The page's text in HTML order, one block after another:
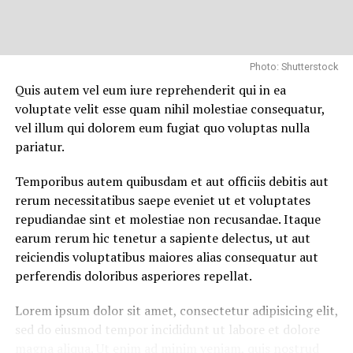
facere possimus, omnis voluptas assumenda est, omnis
Nulla pariatur. Excepteur sint occaecat cupidatat non
proident, sunt in culpa qui officia deserunt mollit anim
id est laborum.
Sed ut perspiciatis unde omnis iste natus error sit
voluptatem accusantium doloremque laudantium,
totam rem aperiam, eaque ipsa quae ab illo inventore
veritatis et quasi architecto beatae vitae dicta sunt
explicabo.
dolor sit amet, consectetur, adipisci velit, sed quia non
numquam eiusmodi tempora incidunt ut laboreet
Photo: Shutterstock
Quis autem vel eum iure reprehenderit qui in ea
voluptate velit esse quam nihil molestiae consequatur,
vel illum qui dolorem eum fugiat quo voluptas nulla
pariatur.
Temporibus autem quibusdam et aut officiis debitis aut
rerum necessitatibus saepe eveniet ut et voluptates
repudiandae sint et molestiae non recusandae. Itaque
earum rerum hic tenetur a sapiente delectus, ut aut
reiciendis voluptatibus maiores alias consequatur aut
perferendis doloribus asperiores repellat.
Lorem ipsum dolor sit amet, consectetur adipisicing elit,
sed do eiusmod tempor incididunt ut labore et dolore